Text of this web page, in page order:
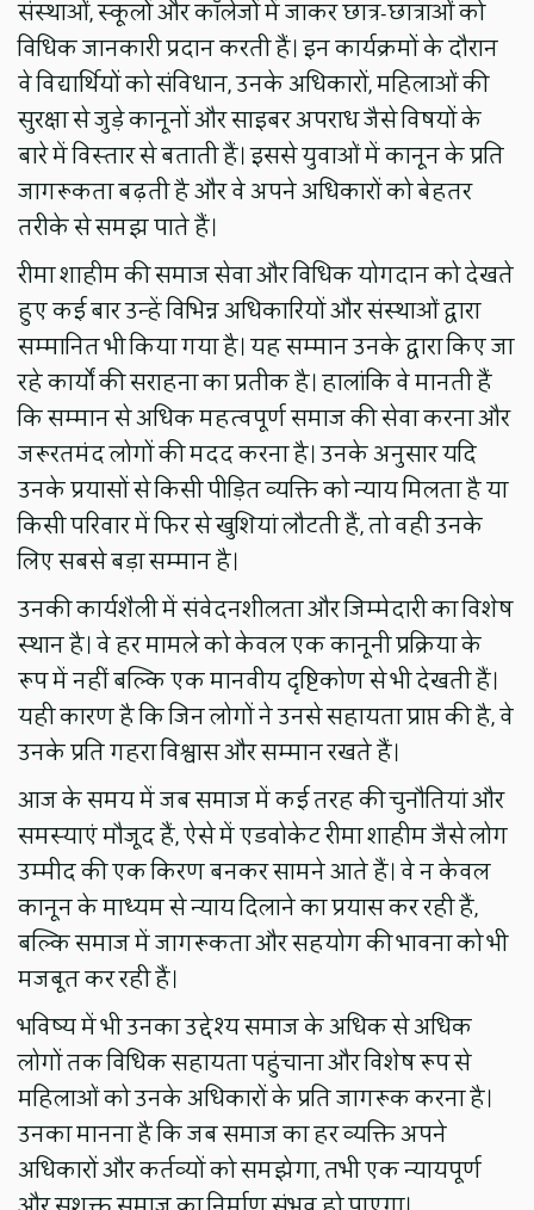
संस्थाओं, स्कूलों और कॉलेजों में जाकर छात्र-छात्राओं को
विधिक जानकारी प्रदान करती हैं। इन कार्यक्रमों के दौरान
वे विद्यार्थियों को संविधान, उनके अधिकारों, महिलाओं की
सुरक्षा से जुड़े कानूनों और साइबर अपराध जैसे विषयों के
बारे में विस्तार से बताती हैं। इससे युवाओं में कानून के प्रति
जागरूकता बढ़ती है और वे अपने अधिकारों को बेहतर
तरीके से समझ पाते हैं।
रीमा शाहीम की समाज सेवा और विधिक योगदान को देखते
हुए कई बार उन्हें विभिन्न अधिकारियों और संस्थाओं द्वारा
सम्मानित भी किया गया है। यह सम्मान उनके द्वारा किए जा
रहे कार्यों की सराहना का प्रतीक है। हालांकि वे मानती हैं
कि सम्मान से अधिक महत्वपूर्ण समाज की सेवा करना और
जरूरतमंद लोगों की मदद करना है। उनके अनुसार यदि
उनके प्रयासों से किसी पीड़ित व्यक्ति को न्याय मिलता है या
किसी परिवार में फिर से खुशियां लौटती हैं, तो वही उनके
लिए सबसे बड़ा सम्मान है।
उनकी कार्यशैली में संवेदनशीलता और जिम्मेदारी का विशेष
स्थान है। वे हर मामले को केवल एक कानूनी प्रक्रिया के
रूप में नहीं बल्कि एक मानवीय दृष्टिकोण से भी देखती हैं।
यही कारण है कि जिन लोगों ने उनसे सहायता प्राप्त की है, वे
उनके प्रति गहरा विश्वास और सम्मान रखते हैं।
आज के समय में जब समाज में कई तरह की चुनौतियां और
समस्याएं मौजूद हैं, ऐसे में एडवोकेट रीमा शाहीम जैसे लोग
उम्मीद की एक किरण बनकर सामने आते हैं। वे न केवल
कानून के माध्यम से न्याय दिलाने का प्रयास कर रही हैं,
बल्कि समाज में जागरूकता और सहयोग की भावना को भी
मजबूत कर रही हैं।
भविष्य में भी उनका उद्देश्य समाज के अधिक से अधिक
लोगों तक विधिक सहायता पहुंचाना और विशेष रूप से
महिलाओं को उनके अधिकारों के प्रति जागरूक करना है।
उनका मानना है कि जब समाज का हर व्यक्ति अपने
अधिकारों और कर्तव्यों को समझेगा, तभी एक न्यायपूर्ण